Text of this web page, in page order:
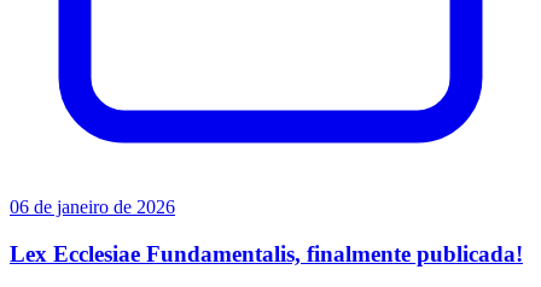
06 de janeiro de 2026
Lex Ecclesiae Fundamentalis, finalmente publicada!